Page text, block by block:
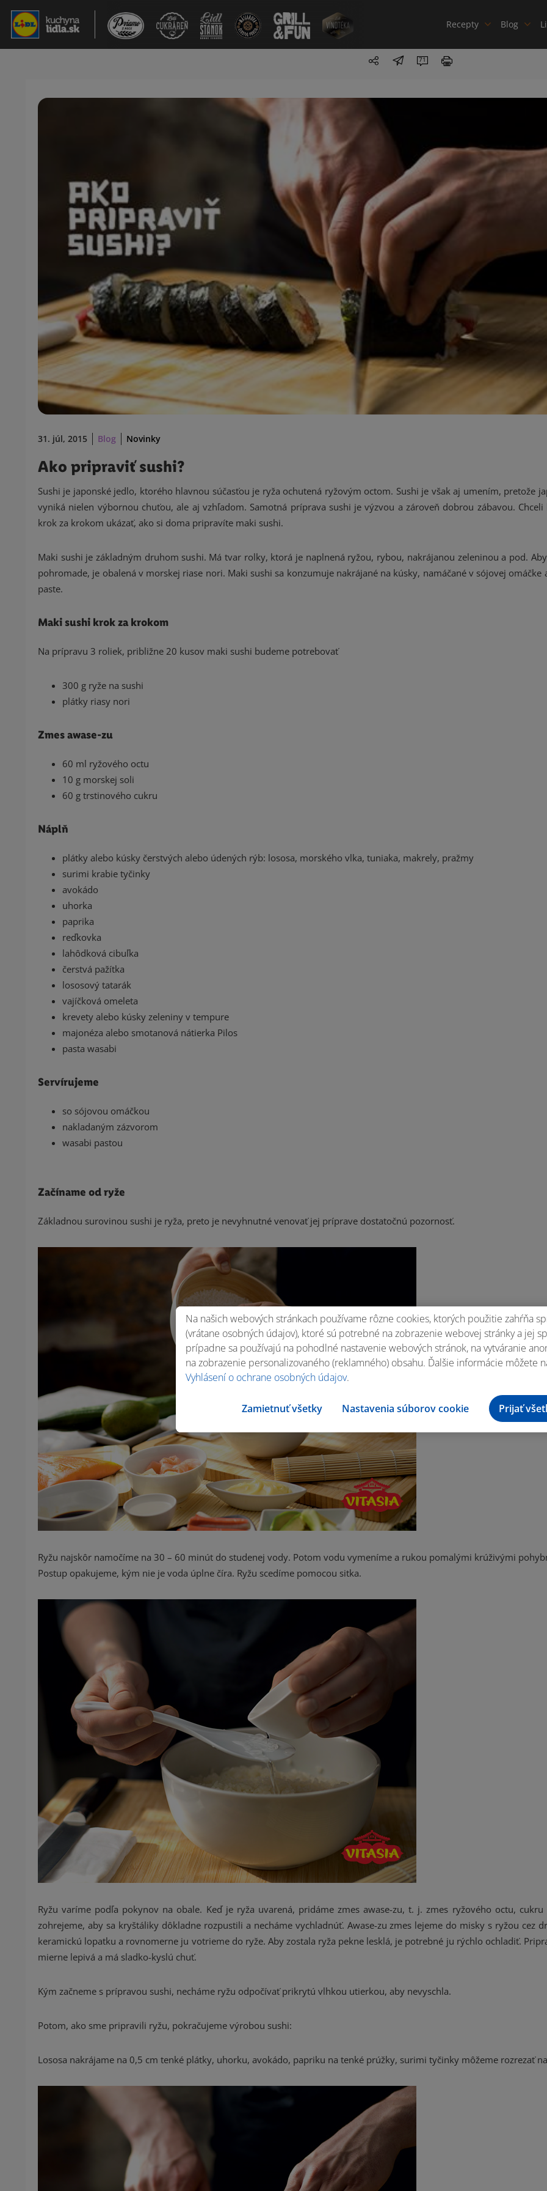
Recepty Blog
71
31. júl, 2015 Blog Novinky
Ako pripraviť sushi?
Sushi je japonské jedlo, ktorého hlavnou súčasťou je ryža ochutená ryžovým octom. Sushi je však aj umením, pretože
vyniká nielen výbornou chuťou, ale aj vzhľadom. Samotná príprava sushi je výzvou a zároveň dobrou zábavou. Chceli
krok za krokom ukázať, ako si doma pripravíte maki sushi.
Maki sushi je základným druhom sushi. Má tvar rolky, ktorá je naplnená ryžou, rybou, nakrájanou zeleninou a pod.
pohromade, je obalená v morskej riase nori. Maki sushi sa konzumuje nakrájané na kúsky, namáčané v sójovej omáčke
paste.
Maki sushi krok za krokom
Na prípravu 3 roliek, približne 20 kusov maki sushi budeme potrebovať
300 g ryže na sushi
plátky riasy nori
Zmes awase-zu
60 ml ryžového octu
10 g morskej soli
60 g trstinového cukru
Náplň
plátky alebo kúsky čerstvých alebo údených rýb: lososa, morského vlka, tuniaka, makrely, pražmy
surimi krabie tyčinky
avokádo
uhorka
paprika
reďkovka
lahôdková cibuľka
čerstvá pažítka
lososový tatarák
vajíčková omeleta
krevety alebo kúsky zeleniny v tempure
majonéza alebo smotanová nátierka Pilos
pasta wasabi
Servírujeme
so sójovou omáčkou
nakladaným zázvorom
wasabi pastou
Začíname od ryže
Základnou surovinou sushi je ryža, preto je nevyhnutné venovať jej príprave dostatočnú pozornosť.
Ryžu najskôr namočíme na 30 – 60 minút do studenej vody. Potom vodu vymeníme a rukou pomalými krúživými
Postup opakujeme, kým nie je voda úplne číra. Ryžu scedíme pomocou sitka.
Ryžu varíme podľa pokynov na obale. Keď je ryža uvarená, pridáme zmes awase-zu, t. j. zmes ryžového octu, cukru
zohrejeme, aby sa kryštáliky dôkladne rozpustili a necháme vychladnúť. Awase-zu zmes lejeme do misky s ryžou cez
keramickú lopatku a rovnomerne ju votrieme do ryže. Aby zostala ryža pekne lesklá, je potrebné ju rýchlo ochladiť.
mierne lepivá a má sladko-kyslú chuť.
Kým začneme s prípravou sushi, necháme ryžu odpočívať prikrytú vlhkou utierkou, aby nevyschla.
Potom, ako sme pripravili ryžu, pokračujeme výrobou sushi:
Lososa nakrájame na 0,5 cm tenké plátky, uhorku, avokádo, papriku na tenké prúžky, surimi tyčinky môžeme rozrezať
Na našich webových stránkach používame rôzne cookies, ktorých použitie zahŕňa
(vrátane osobných údajov), ktoré sú potrebné na zobrazenie webovej stránky a jej
prípadne sa používajú na pohodlné nastavenie webových stránok, na vytváranie
na zobrazenie personalizovaného (reklamného) obsahu. Ďalšie informácie môžete
Vyhlásení o ochrane osobných údajov.
Zamietnuť všetky Nastavenia súborov cookie Prijať